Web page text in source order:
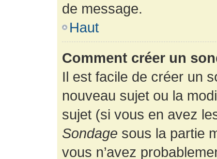
de message.
Haut
Comment créer un
Il est facile de créer un
nouveau sujet ou la
sujet (si vous en avez
Sondage sous la partie
vous n’avez